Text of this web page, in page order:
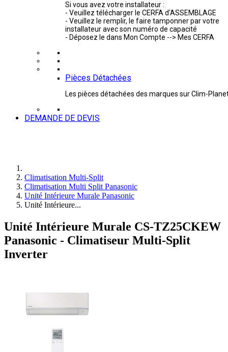
Si vous avez votre installateur :
- Veuillez télécharger le CERFA d'ASSEMBLAGE
- Veuillez le remplir, le faire tamponner par votre
installateur avec son numéro de capacité
- Déposez le dans Mon Compte --> Mes CERFA
Pièces Détachées
Les pièces détachées des marques sur Clim-
DEMANDE DE DEVIS
Climatisation Multi-Split
Climatisation Multi Split Panasonic
Unité Intérieure Murale Panasonic
Unité Intérieure...
Unité Intérieure Murale CS-TZ25CKEW
Panasonic - Climatiseur Multi-Split
Inverter